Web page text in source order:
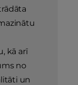
kā arī
no
un